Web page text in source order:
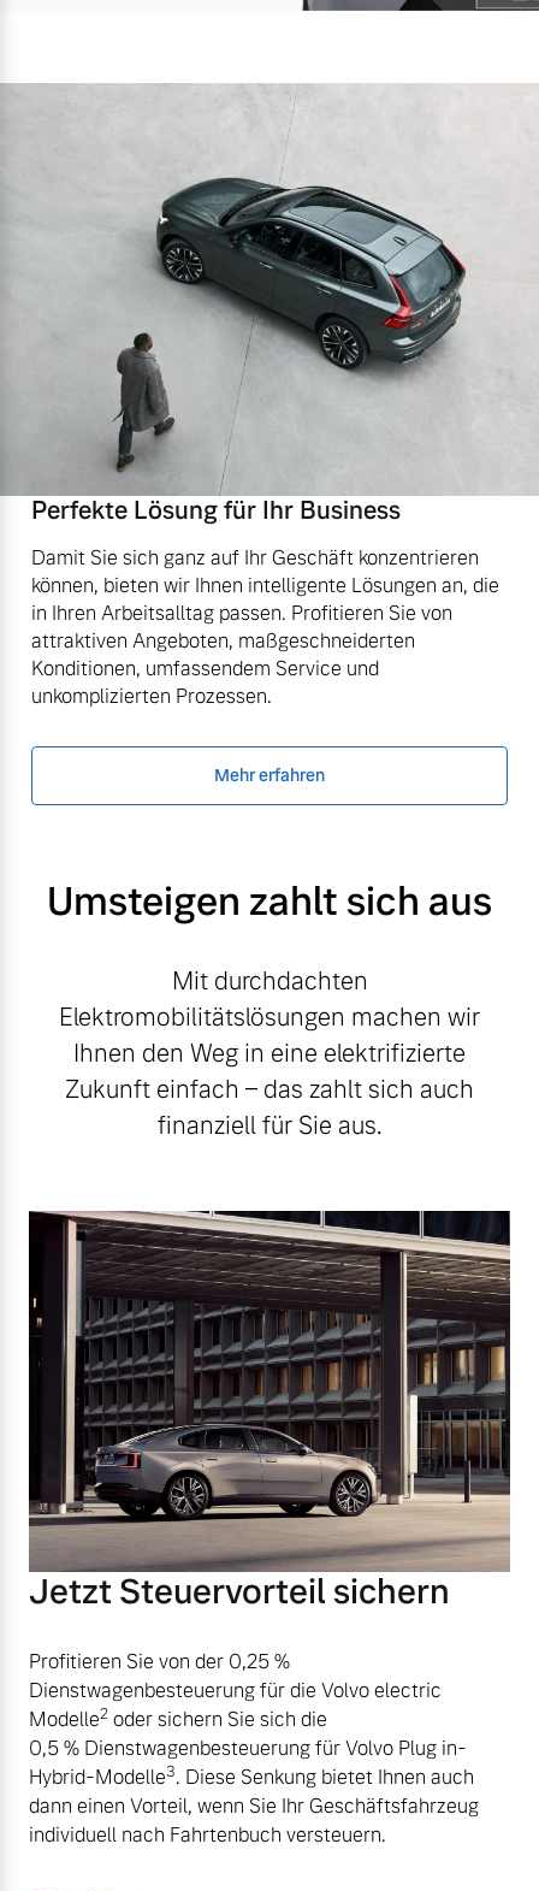
Perfekte Lösung für Ihr Business
Damit Sie sich ganz auf Ihr Geschäft konzentrieren
können, bieten wir Ihnen intelligente Lösungen an, die
in Ihren Arbeitsalltag passen. Profitieren Sie von
attraktiven Angeboten, maßgeschneiderten
Konditionen, umfassendem Service und
unkomplizierten Prozessen.
Mehr erfahren
Umsteigen zahlt sich aus
Mit durchdachten
Elektromobilitätslösungen machen wir
Ihnen den Weg in eine elektrifizierte
Zukunft einfach – das zahlt sich auch
finanziell für Sie aus.
Jetzt Steuervorteil sichern
Profitieren Sie von der 0,25 %
Dienstwagenbesteuerung für die Volvo electric
Modelle2 oder sichern Sie sich die
0,5 % Dienstwagenbesteuerung für Volvo Plug in-
Hybrid-Modelle3. Diese Senkung bietet Ihnen auch
dann einen Vorteil, wenn Sie Ihr Geschäftsfahrzeug
individuell nach Fahrtenbuch versteuern.